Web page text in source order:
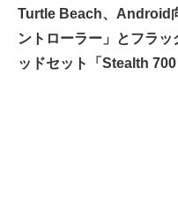
Turtle Beach、Android
ントローラー」とフラ
ッドセット「Stealth